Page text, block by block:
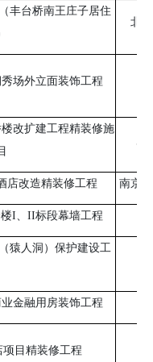
丰台桥南王庄子居住
北
场外立面装饰工程
改扩建工程精装修施
店改造精装修工程 南京
I、 II标段幕墙工程
猿人洞）保护建设工
金融用房装饰工程
目精装修工程